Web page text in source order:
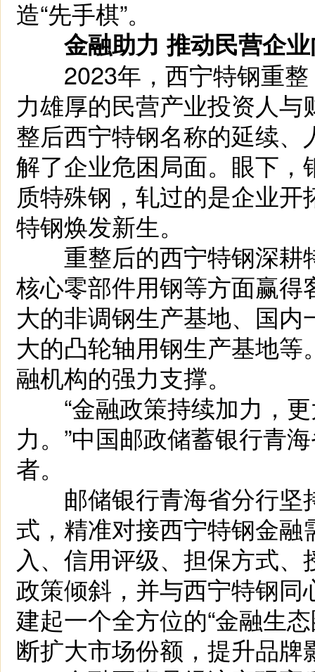
造“先手棋”。
金融助力 推动民营企
2023年，西宁特钢重整
力雄厚的民营产业投资人
整后西宁特钢名称的延续
解了企业危困局面。眼下
质特殊钢，轧过的是企业
特钢焕发新生。
重整后的西宁特钢深耕
核心零部件用钢等方面赢
大的非调钢生产基地、国
大的凸轮轴用钢生产基地
融机构的强力支撑。
“金融政策持续加力，更
力。”中国邮政储蓄银行青
者。
邮储银行青海省分行坚
式，精准对接西宁特钢金
入、信用评级、担保方式
政策倾斜，并与西宁特钢
建起一个全方位的“金融生
断扩大市场份额，提升品牌